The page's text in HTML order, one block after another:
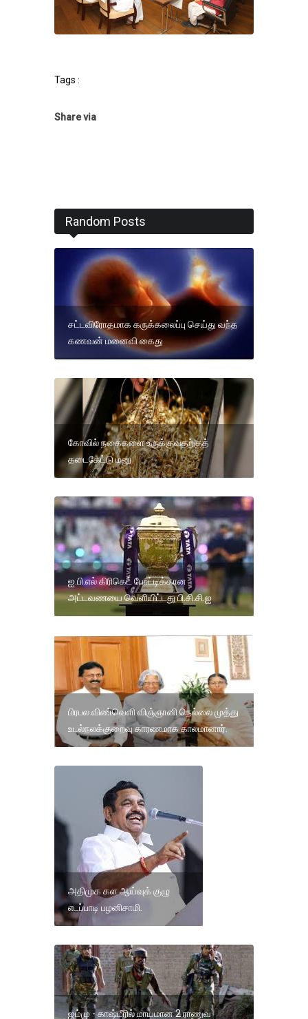
Tags :
Share via
Random Posts
சட்டவிரோதமாக கருக்கலைப்பு செய்து வந்த
கணவன் மனைவி கைது
கோவில் நகைகளை உருக்குவதற்குத்
தடைகேட்டு மனு
ஐ.பி.எல் கிரிகெட் போட்டிக்கான
அட்டவணயை வெளியிட்டது பி.சி.சி.ஐ
பிரபல விண்வெளி விஞ்ஞானி நெல்லை முத்து
உடல்நலக்குறைவு காரணமாக காலமானார்.
அதிமுக கள ஆய்வுக் குழு
எடப்பாடி பழனிசாமி.
ஜம்மு - காஷ்மீரில் மாயமான 2 ராணுவ